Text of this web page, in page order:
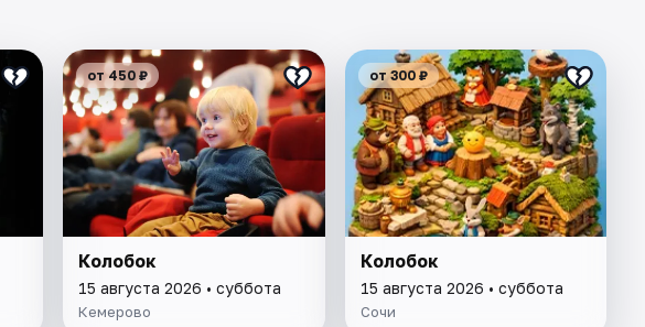
от 450 ₽
Колобок
15 августа 2026 • суббота
Кемерово
от 300 ₽
Колобок
15 августа 2026 • суббота
Сочи